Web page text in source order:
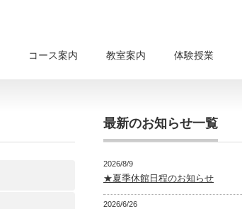
コース案内 教室案内 体験授業
最新のお知らせ一覧
2026/8/9
★夏季休館日程のお知らせ
2026/6/26